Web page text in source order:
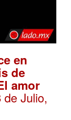
en
de
amor
de Julio,